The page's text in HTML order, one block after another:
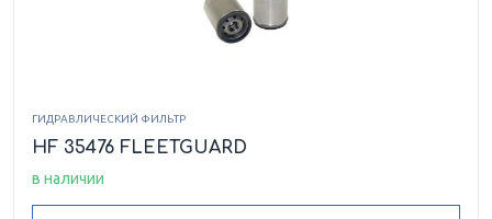
ГИДРАВЛИЧЕСКИЙ ФИЛЬТР
HF 35476 FLEETGUARD
в наличии